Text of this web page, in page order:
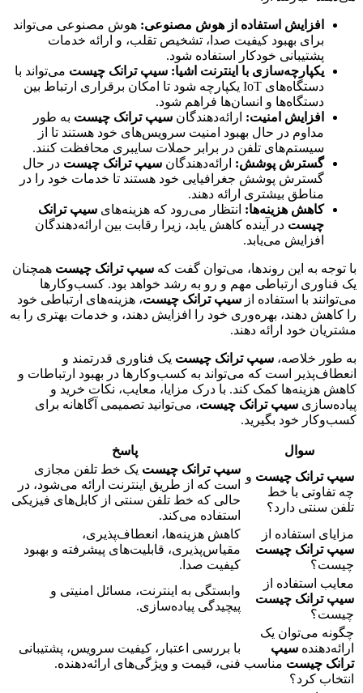
افزایش استفاده از هوش مصنوعی: هوش مصنوعی می‌تواند
برای بهبود کیفیت صدا، تشخیص تقلب، و ارائه خدمات
پشتیبانی خودکار استفاده شود.
یکپارچه‌سازی با اینترنت اشیا: سیپ ترانک چیست می‌تواند با
دستگاه‌های IoT یکپارچه شود تا امکان برقراری ارتباط بین
دستگاه‌ها و انسان‌ها فراهم شود.
افزایش امنیت: ارائه‌دهندگان سیپ ترانک چیست به طور
مداوم در حال بهبود امنیت سرویس‌های خود هستند تا از
سیستم‌های تلفن در برابر حملات سایبری محافظت کنند.
گسترش پوشش: ارائه‌دهندگان سیپ ترانک چیست در حال
گسترش پوشش جغرافیایی خود هستند تا خدمات خود را در
مناطق بیشتری ارائه دهند.
کاهش هزینه‌ها: انتظار می‌رود که هزینه‌های سیپ ترانک
چیست در آینده کاهش یابد، زیرا رقابت بین ارائه‌دهندگان
افزایش می‌یابد.
با توجه به این روندها، می‌توان گفت که سیپ ترانک چیست همچنان
یک فناوری ارتباطی مهم و رو به رشد خواهد بود. کسب‌وکارها
می‌توانند با استفاده از سیپ ترانک چیست، هزینه‌های ارتباطی خود
را کاهش دهند، بهره‌وری خود را افزایش دهند، و خدمات بهتری را به
مشتریان خود ارائه دهند.
به طور خلاصه، سیپ ترانک چیست یک فناوری قدرتمند و
انعطاف‌پذیر است که می‌تواند به کسب‌وکارها در بهبود ارتباطات و
کاهش هزینه‌ها کمک کند. با درک مزایا، معایب، نکات خرید و
پیاده‌سازی سیپ ترانک چیست، می‌توانید تصمیمی آگاهانه برای
کسب‌وکار خود بگیرید.
سوال
پاسخ
سیپ ترانک چیست و
چه تفاوتی با خط
تلفن سنتی دارد؟
سیپ ترانک چیست یک خط تلفن مجازی
است که از طریق اینترنت ارائه می‌شود، در
حالی که خط تلفن سنتی از کابل‌های فیزیکی
استفاده می‌کند.
مزایای استفاده از
سیپ ترانک چیست
چیست؟
کاهش هزینه‌ها، انعطاف‌پذیری،
مقیاس‌پذیری، قابلیت‌های پیشرفته و بهبود
کیفیت صدا.
معایب استفاده از
سیپ ترانک چیست
چیست؟
وابستگی به اینترنت، مسائل امنیتی و
پیچیدگی پیاده‌سازی.
چگونه می‌توان یک
ارائه‌دهنده سیپ
ترانک چیست مناسب
انتخاب کرد؟
با بررسی اعتبار، کیفیت سرویس، پشتیبانی
فنی، قیمت و ویژگی‌های ارائه‌دهنده.